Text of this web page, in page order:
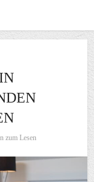
zum Lesen